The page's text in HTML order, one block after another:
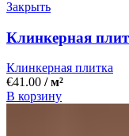
Закрыть
Клинкерная
Клинкерная плитка
€41.00 / м²
В корзину